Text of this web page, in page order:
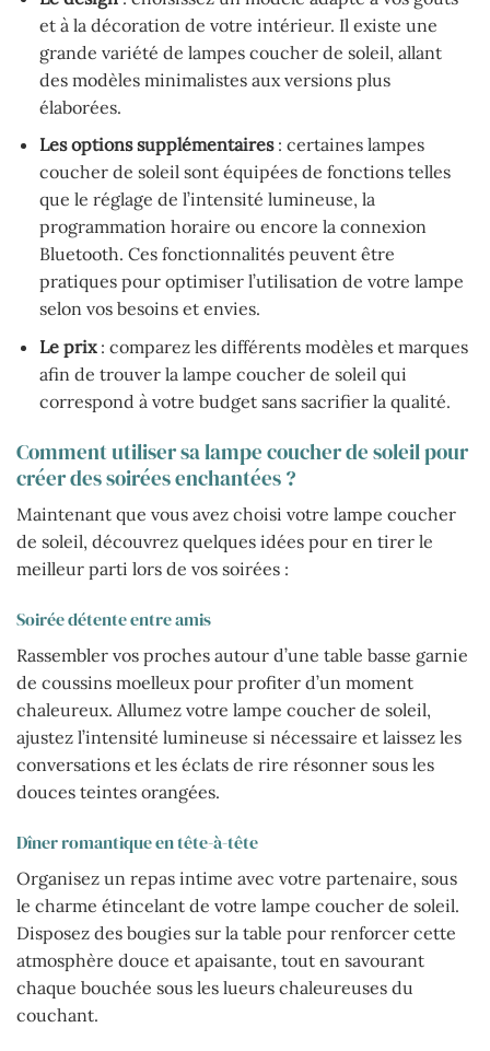
et à la décoration de votre intérieur. Il existe une
grande variété de lampes coucher de soleil, allant
des modèles minimalistes aux versions plus
élaborées.
Les options supplémentaires: certaines lampes
coucher de soleil sont équipées de fonctions telles
que le réglage de l’intensité lumineuse, la
programmation horaire ou encore la connexion
Bluetooth. Ces fonctionnalités peuvent être
pratiques pour optimiser l’utilisation de votre lampe
selon vos besoins et envies.
Le prix: comparez les différents modèles et marques
afin de trouver la lampe coucher de soleil qui
correspond à votre budget sans sacrifier la qualité.
Comment utiliser sa lampe coucher de soleil pour
créer des soirées enchantées ?
Maintenant que vous avez choisi votre lampe coucher
de soleil, découvrez quelques idées pour en tirer le
meilleur parti lors de vos soirées :
Soirée détente entre amis
Rassembler vos proches autour d’une table basse garnie
de coussins moelleux pour profiter d’un moment
chaleureux. Allumez votre lampe coucher de soleil,
ajustez l’intensité lumineuse si nécessaire et laissez les
conversations et les éclats de rire résonner sous les
douces teintes orangées.
Dîner romantique en tête-à-tête
Organisez un repas intime avec votre partenaire, sous
le charme étincelant de votre lampe coucher de soleil.
Disposez des bougies sur la table pour renforcer cette
atmosphère douce et apaisante, tout en savourant
chaque bouchée sous les lueurs chaleureuses du
couchant.